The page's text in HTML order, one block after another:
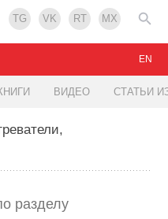
TG VK RT MX
ВИДЕО СТАТЬИ
EN